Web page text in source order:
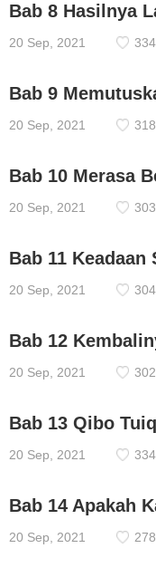
Bab 8 Hasilnya
20 Sep, 2021 334
Bab 9
20 Sep, 2021 318
Bab 10 Merasa
20 Sep, 2021 303
Bab 11 Keadaan
20 Sep, 2021 304
Bab 12
20 Sep, 2021 302
Bab 13 Qibo
20 Sep, 2021 334
Bab 14 Apakah
20 Sep, 2021 278